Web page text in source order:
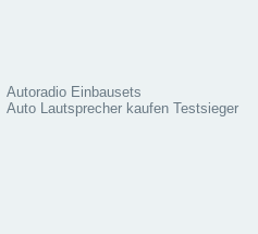
Autoradio Einbausets
Auto Lautsprecher kaufen Testsieger